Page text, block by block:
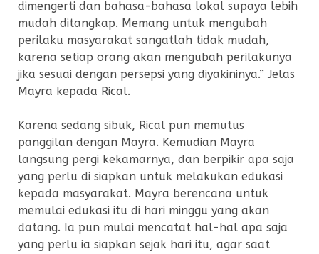
dimengerti dan bahasa-bahasa lokal supaya lebih
mudah ditangkap. Memang untuk mengubah
perilaku masyarakat sangatlah tidak mudah,
karena setiap orang akan mengubah perilakunya
jika sesuai dengan persepsi yang diyakininya.” Jelas
Mayra kepada Rical.
Karena sedang sibuk, Rical pun memutus
panggilan dengan Mayra. Kemudian Mayra
langsung pergi kekamarnya, dan berpikir apa saja
yang perlu di siapkan untuk melakukan edukasi
kepada masyarakat. Mayra berencana untuk
memulai edukasi itu di hari minggu yang akan
datang. Ia pun mulai mencatat hal-hal apa saja
yang perlu ia siapkan sejak hari itu, agar saat